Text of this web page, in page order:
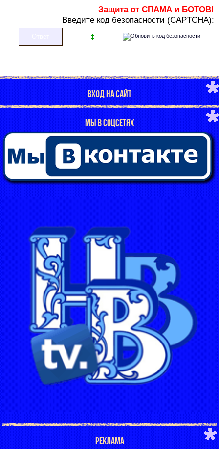
Защита от СПАМА и БОТОВ!
Введите код безопасности (CAPTCHA):
ВХОД НА САЙТ
МЫ В СОЦСЕТЯХ
РЕКЛАМА